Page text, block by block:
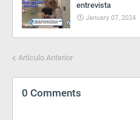
entrevista
January 07, 2024
Artículo Anterior
0 Comments